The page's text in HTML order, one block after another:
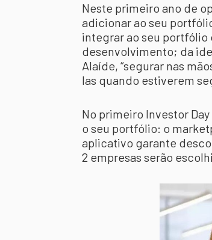
Neste primeiro ano de
adicionar ao seu
integrar ao seu
desenvolvimento; da
Alaíde, “segurar nas
las quando estiverem
No primeiro Investor
o seu portfólio: o
aplicativo garante
2 empresas serão